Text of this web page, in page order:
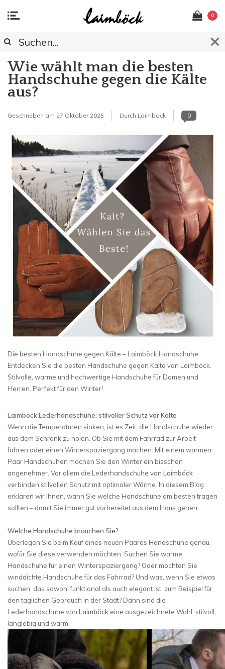
0
Wie wählt man die besten
Handschuhe gegen die Kälte
aus?
Geschrieben am 27 Oktober 2025 Durch Laimböck 0
Die besten Handschuhe gegen Kälte – Laimböck Handschuhe.
Entdecken Sie die besten Handschuhe gegen Kälte von Laimböck.
Stilvolle, warme und hochwertige Handschuhe für Damen und
Herren. Perfekt für den Winter!
Laimböck Lederhandschuhe: stilvoller Schutz vor Kälte
Wenn die Temperaturen sinken, ist es Zeit, die Handschuhe wieder
aus dem Schrank zu holen. Ob Sie mit dem Fahrrad zur Arbeit
fahren oder einen Winterspaziergang machen: Mit einem warmen
Paar Handschuhen machen Sie den Winter ein bisschen
angenehmer. Vor allem die Lederhandschuhe von Laimböck
verbinden stilvollen Schutz mit optimaler Wärme. In diesem Blog
erklären wir Ihnen, wann Sie welche Handschuhe am besten tragen
sollten – damit Sie immer gut vorbereitet aus dem Haus gehen.
Welche Handschuhe brauchen Sie?
Überlegen Sie beim Kauf eines neuen Paares Handschuhe genau,
wofür Sie diese verwenden möchten. Suchen Sie warme
Handschuhe für einen Winterspaziergang? Oder möchten Sie
winddichte Handschuhe für das Fahrrad? Und was, wenn Sie etwas
suchen, das sowohl funktional als auch elegant ist, zum Beispiel für
den täglichen Gebrauch in der Stadt? Dann sind die
Lederhandschuhe von Laimböck eine ausgezeichnete Wahl: stilvoll,
langlebig und warm.